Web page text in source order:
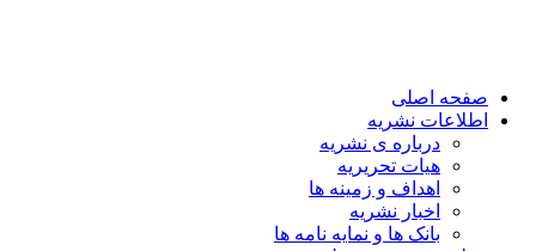
صفحه اصلی
اطلاعات نشریه
درباره ی نشریه
هیات تحریریه
اهداف و زمینه ها
اخبار نشریه
بانک ها و نمایه نامه ها